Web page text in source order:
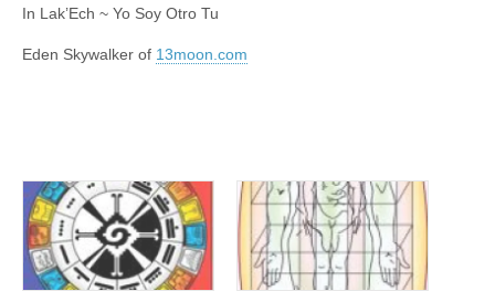
In Lak’Ech ~ Yo Soy Otro Tu
Eden Skywalker of 13moon.com